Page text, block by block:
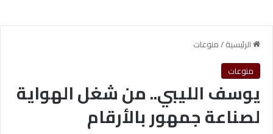
الرئيسية/منوعات
منوعات
يوسف الليبي.. من شغل الهواية
لصناعة جمهور بالأرقام